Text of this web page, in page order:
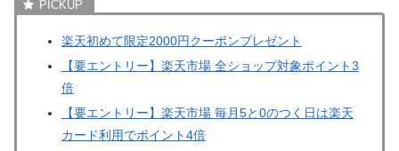
楽天初めて限定2000円クーポンプレゼント
【要エントリー】楽天市場 全ショップ対象ポイント3
倍
【要エントリー】楽天市場 毎月5と0のつく日は楽天
カード利用でポイント4倍